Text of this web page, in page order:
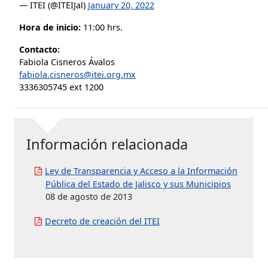
— ITEI (@ITEIJal) January 20, 2022
Hora de inicio: 11:00 hrs.
Contacto:
Fabiola Cisneros Ávalos
fabiola.cisneros@itei.org.mx
3336305745 ext 1200
Información relacionada
Ley de Transparencia y Acceso a la Información
Pública del Estado de Jalisco y sus Municipios
08 de agosto de 2013
Decreto de creación del ITEI